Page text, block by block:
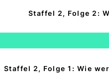
Staffel 2, Folge 2:
Staffel 2, Folge 1: Wie